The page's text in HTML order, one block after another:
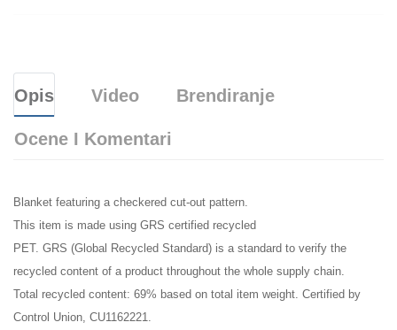
Opis Video Brendiranje
Ocene I Komentari
Blanket featuring a checkered cut-out pattern.
This item is made using GRS certified recycled
PET. GRS (Global Recycled Standard) is a standard to verify the
recycled content of a product throughout the whole supply chain.
Total recycled content: 69% based on total item weight. Certified by
Control Union, CU1162221.